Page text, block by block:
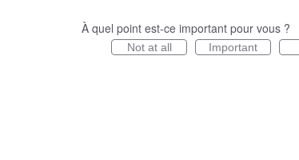
À quel point est-ce important pour vous ?
Not at all Important